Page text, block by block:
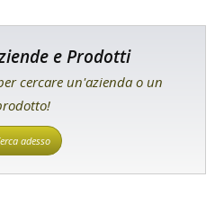
e Prodotti
cercare un'azienda o un
adesso